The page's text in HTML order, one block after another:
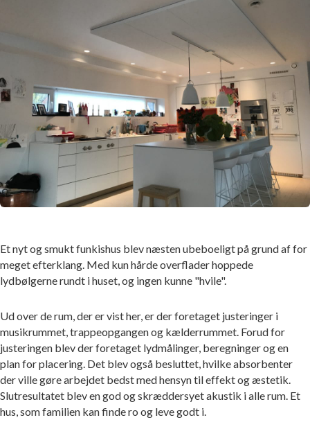
Et nyt og smukt funkishus blev næsten ubeboeligt på grund af for
meget efterklang. Med kun hårde overflader hoppede
lydbølgerne rundt i huset, og ingen kunne "hvile".
Ud over de rum, der er vist her, er der foretaget justeringer i
musikrummet, trappeopgangen og kælderrummet. Forud for
justeringen blev der foretaget lydmålinger, beregninger og en
plan for placering. Det blev også besluttet, hvilke absorbenter
der ville gøre arbejdet bedst med hensyn til effekt og æstetik.
Slutresultatet blev en god og skræddersyet akustik i alle rum. Et
hus, som familien kan finde ro og leve godt i.